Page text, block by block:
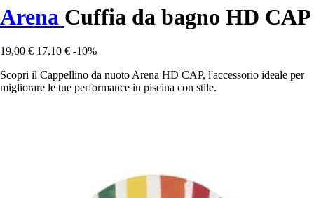
Arena Cuffia da bagno HD CAP
19,00 € 17,10 € -10%
Scopri il Cappellino da nuoto Arena HD CAP, l'accessorio ideale per
migliorare le tue performance in piscina con stile.